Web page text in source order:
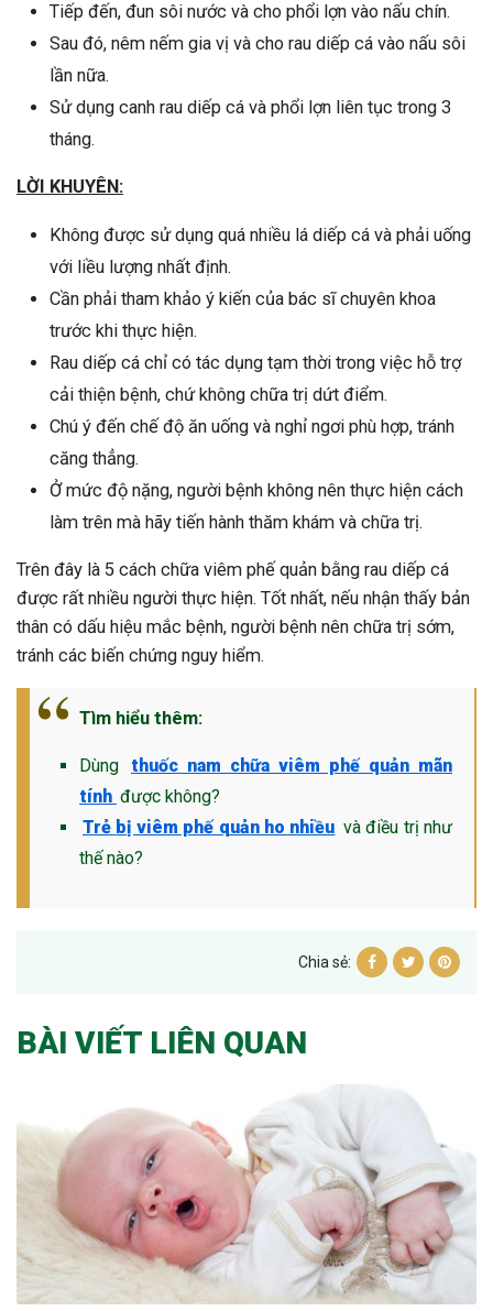
Tiếp đến, đun sôi nước và cho phổi lợn vào nấu chín.
Sau đó, nêm nếm gia vị và cho rau diếp cá vào nấu sôi
lần nữa.
Sử dụng canh rau diếp cá và phổi lợn liên tục trong 3
tháng.
LỜI KHUYÊN:
Không được sử dụng quá nhiều lá diếp cá và phải uống
với liều lượng nhất định.
Cần phải tham khảo ý kiến của bác sĩ chuyên khoa
trước khi thực hiện.
Rau diếp cá chỉ có tác dụng tạm thời trong việc hỗ trợ
cải thiện bệnh, chứ không chữa trị dứt điểm.
Chú ý đến chế độ ăn uống và nghỉ ngơi phù hợp, tránh
căng thẳng.
Ở mức độ nặng, người bệnh không nên thực hiện cách
làm trên mà hãy tiến hành thăm khám và chữa trị.
Trên đây là 5 cách chữa viêm phế quản bằng rau diếp cá
được rất nhiều người thực hiện. Tốt nhất, nếu nhận thấy bản
thân có dấu hiệu mắc bệnh, người bệnh nên chữa trị sớm,
tránh các biến chứng nguy hiểm.
Tìm hiểu thêm:
Dùng
thuốc nam chữa viêm phế quản mãn
tính được không?
Trẻ bị viêm phế quản ho nhiều và điều trị như
thế nào?
Chia sẻ:
BÀI VIẾT LIÊN QUAN